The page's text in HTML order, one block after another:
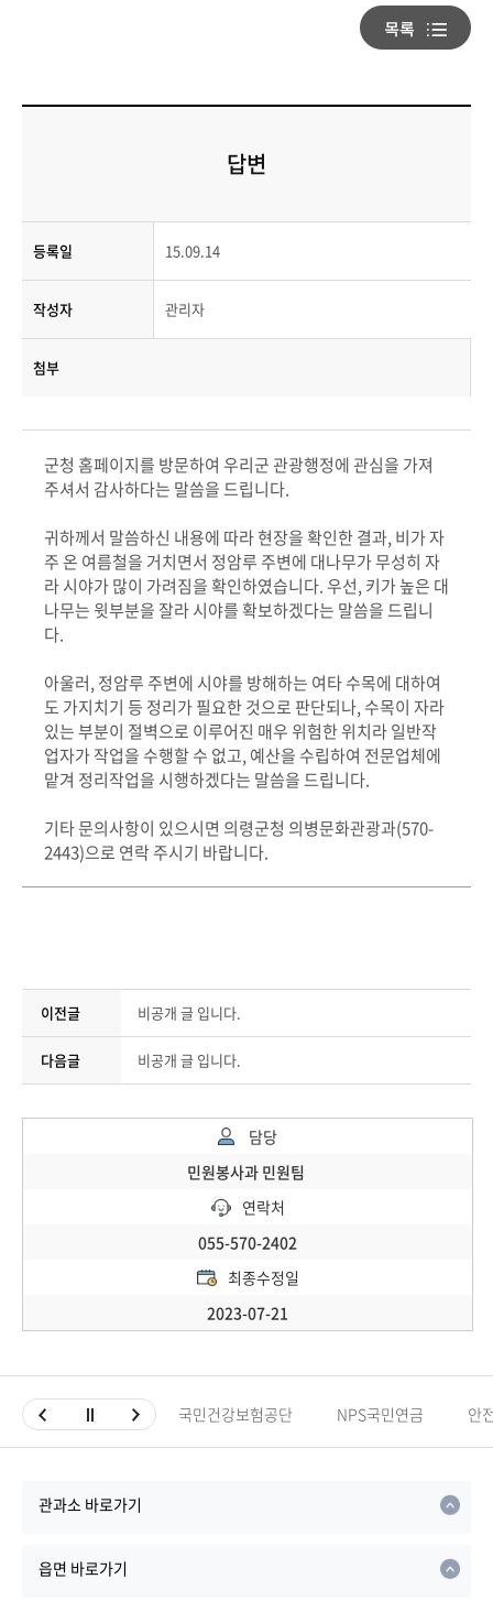
답변
등록일 15.09.14
작성자 관리자
첨부
군청 홈페이지를 방문하여 우리군 관광행정에 관심을 가져
주셔서 감사하다는 말씀을 드립니다.
귀하께서 말씀하신 내용에 따라 현장을 확인한 결과, 비가 자
주 온 여름철을 거치면서 정암루 주변에 대나무가 무성히 자
라 시야가 많이 가려짐을 확인하였습니다. 우선, 키가 높은 대
나무는 윗부분을 잘라 시야를 확보하겠다는 말씀을 드립니
다.
아울러, 정암루 주변에 시야를 방해하는 여타 수목에 대하여
도 가지치기 등 정리가 필요한 것으로 판단되나, 수목이 자라
있는 부분이 절벽으로 이루어진 매우 위험한 위치라 일반작
업자가 작업을 수행할 수 없고, 예산을 수립하여 전문업체에
맡겨 정리작업을 시행하겠다는 말씀을 드립니다.
기타 문의사항이 있으시면 의령군청 의병문화관광과(570-
2443)으로 연락 주시기 바랍니다.
이전글 비공개 글 입니다.
다음글 비공개 글 입니다.
담당
민원봉사과 민원팀
연락처
055-570-2402
최종수정일
2023-07-21
국민건강보험공단 NPS국민연금 안
관과소 바로가기
읍면 바로가기